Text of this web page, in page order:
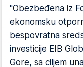
"Obezbeđena iz
ekonomsku
bespovratna
investicije EIB
Gore, sa ciljem